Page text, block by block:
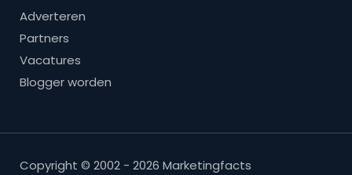
Adverteren
Partners
Vacatures
Blogger worden
Copyright © 2002 - 2026 Marketingfacts